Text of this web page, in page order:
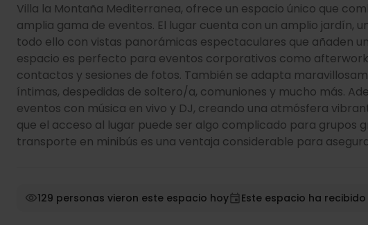
Villa la Montaña Mediterranea, ofrece un espacio único que
amplia gama de eventos. El lugar cuenta con un amplio jardín,
todo ello con vistas panorámicas espectaculares que añaden
espacio es perfecto para eventos corporativos como
contactos y sesiones de fotos. También se adapta
íntimas, despedidas de soltero/a, comuniones y mucho más.
eventos con música en vivo y DJ, creando una atmósfera
que el acceso al lugar puede ser algo complicado para grupos
transporte en minibús es una ventaja considerable para
129 personas vieron este espacio hoy Este espacio ha recibido